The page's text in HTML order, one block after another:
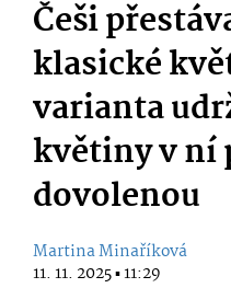
Češi
klasické
varianta
květiny v ní
dovolenou
Martina Minaříková
11. 11. 2025 ▪ 11:29